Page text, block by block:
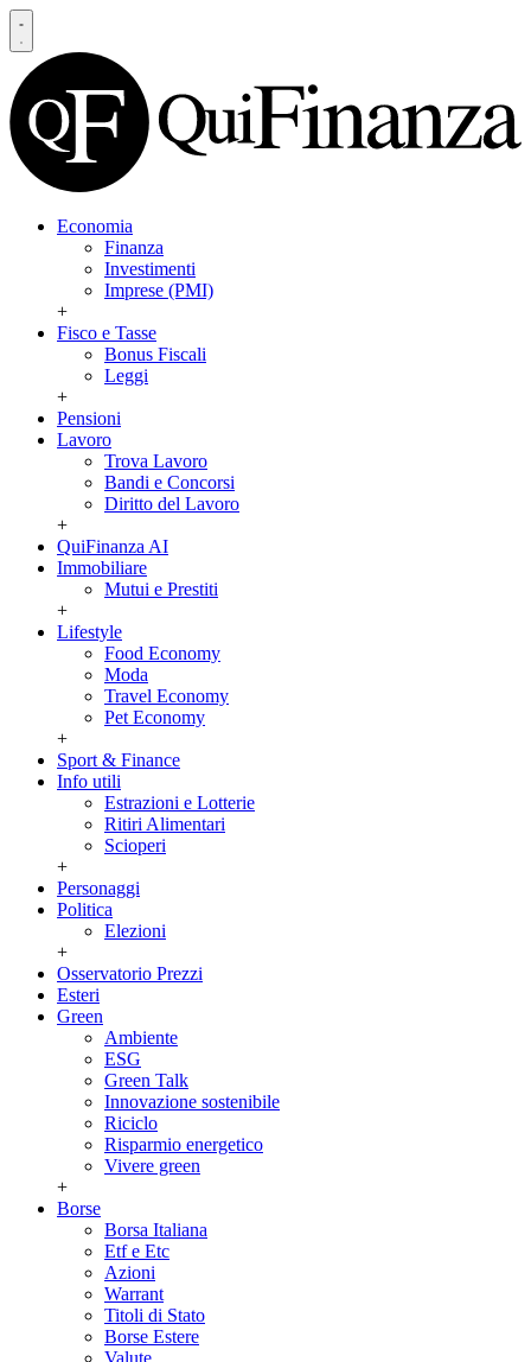
Economia
Finanza
Investimenti
Imprese (PMI)
+
Fisco e Tasse
Bonus Fiscali
Leggi
+
Pensioni
Lavoro
Trova Lavoro
Bandi e Concorsi
Diritto del Lavoro
+
QuiFinanza AI
Immobiliare
Mutui e Prestiti
+
Lifestyle
Food Economy
Moda
Travel Economy
Pet Economy
+
Sport & Finance
Info utili
Estrazioni e Lotterie
Ritiri Alimentari
Scioperi
+
Personaggi
Politica
Elezioni
+
Osservatorio Prezzi
Esteri
Green
Ambiente
ESG
Green Talk
Innovazione sostenibile
Riciclo
Risparmio energetico
Vivere green
+
Borse
Borsa Italiana
Etf e Etc
Azioni
Warrant
Titoli di Stato
Borse Estere
Valute